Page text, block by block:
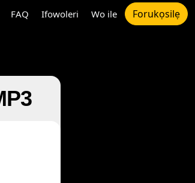
FAQ Ifowoleri Wo ile Forukọsilẹ